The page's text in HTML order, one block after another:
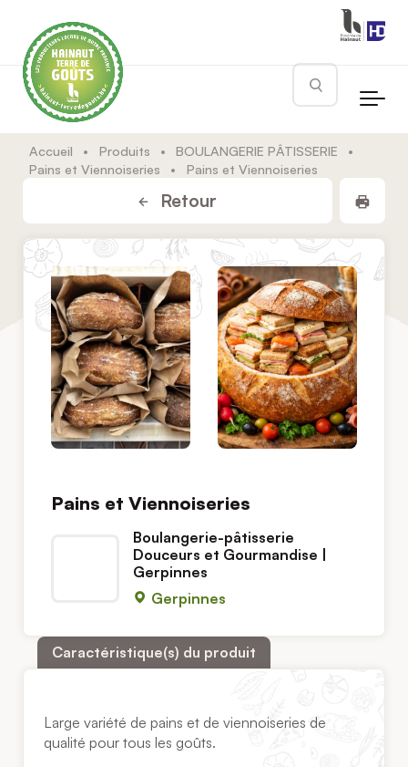
Rechercher
Accueil • Produits • BOULANGERIE PÂTISSERIE
•
Pains et Viennoiseries
• Pains et Viennoiseries
Retour
Pains et Viennoiseries
Boulangerie-pâtisserie
Douceurs et Gourmandise |
Gerpinnes
Gerpinnes
Caractéristique(s) du produit
Large variété de pains et de viennoiseries de
qualité pour tous les goûts.